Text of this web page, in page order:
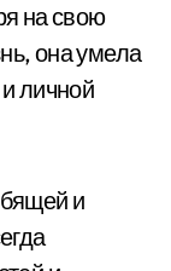
на свою
она умела
личной
и